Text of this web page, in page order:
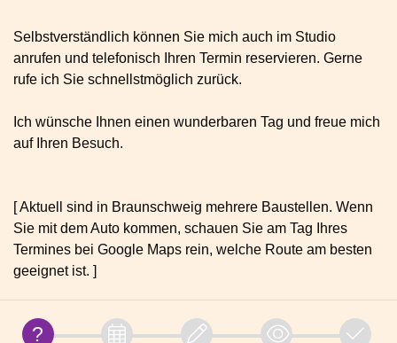
Selbstverständlich können Sie mich auch im Studio
anrufen und telefonisch Ihren Termin reservieren. Gerne
rufe ich Sie schnellstmöglich zurück.
Ich wünsche Ihnen einen wunderbaren Tag und freue mich
auf Ihren Besuch.
[ Aktuell sind in Braunschweig mehrere Baustellen. Wenn
Sie mit dem Auto kommen, schauen Sie am Tag Ihres
Termines bei Google Maps rein, welche Route am besten
geeignet ist. ]